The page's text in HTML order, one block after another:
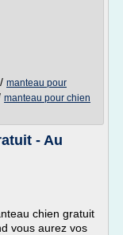
/ manteau pour
manteau pour chien
- Au
chien gratuit
vous aurez vos